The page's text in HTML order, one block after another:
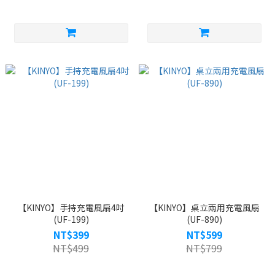
【KINYO】手持充電風扇4吋
(UF-199)
NT$399
NT$499
【KINYO】桌立兩用充電風扇
(UF-890)
NT$599
NT$799